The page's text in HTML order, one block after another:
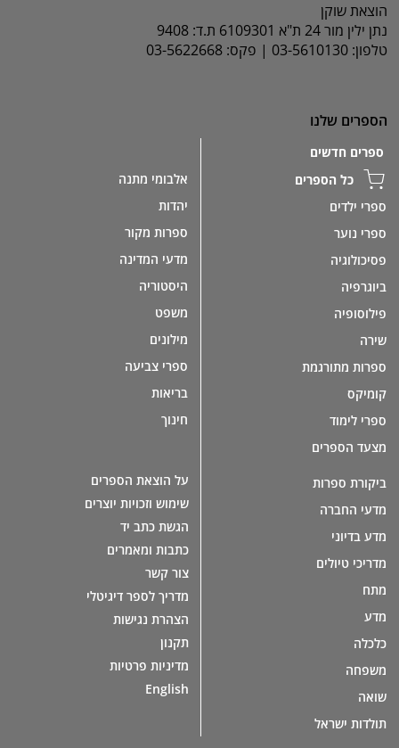
הוצאת שוקן
נתן ילין מור 24 ת"א 6109301 ת.ד: 9408
טלפון: 03-5610130 | פקס: 03-5622668
הספרים שלנו
ספרים חדשים
כל הספרים
ספרי ילדים
ספרי נוער
פסיכולוגיה
ביוגרפיה
פילוסופיה
שירה
ספרות מתורגמת
קומיקס
ספרי לימוד
מצעד הספרים
ביקורת ספרות
מדעי החברה
מדע בדיוני
מדריכי טיולים
מתח
מדע
כלכלה
משפחה
שואה
תולדות ישראל
אלבומי מתנה
יהדות
ספרות מקור
מדעי המדינה
היסטוריה
משפט
מילונים
ספרי צביעה
בריאות
חינוך
על הוצאת הספרים
שימוש וזכויות יוצרים
הגשת כתב יד
כתבות ומאמרים
צור קשר
מדריך לספר דיגיטלי
הצהרת נגישות
תקנון
מדיניות פרטיות
English